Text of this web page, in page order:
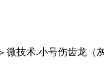
> 微技术.小号伤齿龙（